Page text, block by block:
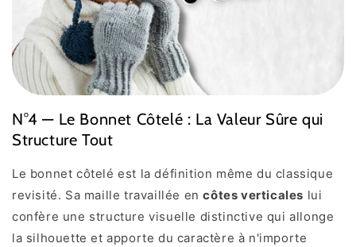
N°4 — Le Bonnet Côtelé : La Valeur Sûre qui
Structure Tout
Le bonnet côtelé est la définition même du classique
revisité. Sa maille travaillée encôtes verticales lui
confère une structure visuelle distinctive qui allonge
la silhouette et apporte du caractère à n'importe